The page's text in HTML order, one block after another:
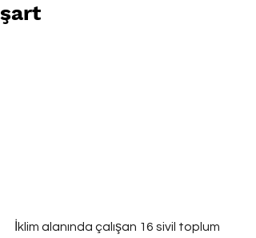
şart
İklim alanında çalışan 16 sivil toplum